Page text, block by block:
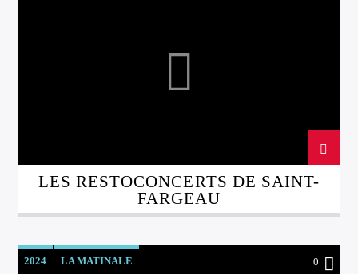
LES RESTOCONCERTS DE SAINT-
FARGEAU
2024 LA MATINALE 0